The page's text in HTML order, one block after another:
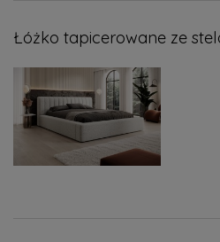
Łóżko tapicerowane ze